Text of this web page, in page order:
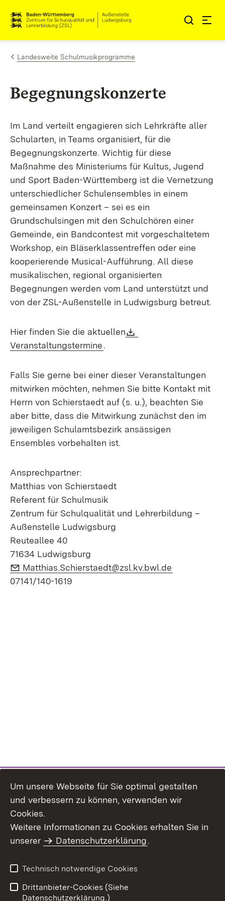
Zum Inhalt springen
Link zur Startseite
Landesweite Schulmusikprogramme
Begegnungskonzerte
Im Land verteilt engagieren sich Lehrkräfte aller
Schularten, in Teams organisiert, für die
Begegnungskonzerte. Wichtig für diese
Maßnahme des Ministeriums für Kultus, Jugend
und Sport Baden-Württemberg ist die Vernetzung
unterschiedlicher Schulensembles in einem
gemeinsamen Konzert – sei es ein
Grundschulsingen mit den Schulchören einer
Gemeinde, ein Bandcontest mit vorgeschaltetem
Workshop, ein Bläserklassentreffen oder eine
kooperierende Musical-Aufführung. All diese
musikalischen, regional organisierten
Begegnungen werden vom Land unterstützt und
von der ZSL-Außenstelle in Ludwigsburg betreut.
Hier finden Sie die aktuellen
Veranstaltungstermine.
Falls Sie gerne bei einer dieser Veranstaltungen
mitwirken möchten, nehmen Sie bitte Kontakt mit
Herrn von Schierstaedt auf (s. u.), beachten Sie
aber bitte, dass die Mitwirkung zunächst den im
jeweiligen Schulamtsbezirk ansässigen
Ensembles vorbehalten ist.
Ansprechpartner:
Matthias von Schierstaedt
Referent für Schulmusik
Zentrum für Schulqualität und Lehrerbildung –
Außenstelle Ludwigsburg
Reuteallee 40
71634 Ludwigsburg
E-Mail:
Matthias.Schierstaedt@zsl.kv.bwl.de
07141/140-1619
Benutzungshinweise
Erklärung zur
Um unsere Webseite für Sie optimal gestalten
und verbessern zu können, verwenden wir
Cookies.
Weitere Informationen zu Cookies erhalten Sie in
unserer
Datenschutzerklärung.
Technisch notwendige Cookies
Drittanbieter-Cookies (Siehe
Datenschutzerklärung.)